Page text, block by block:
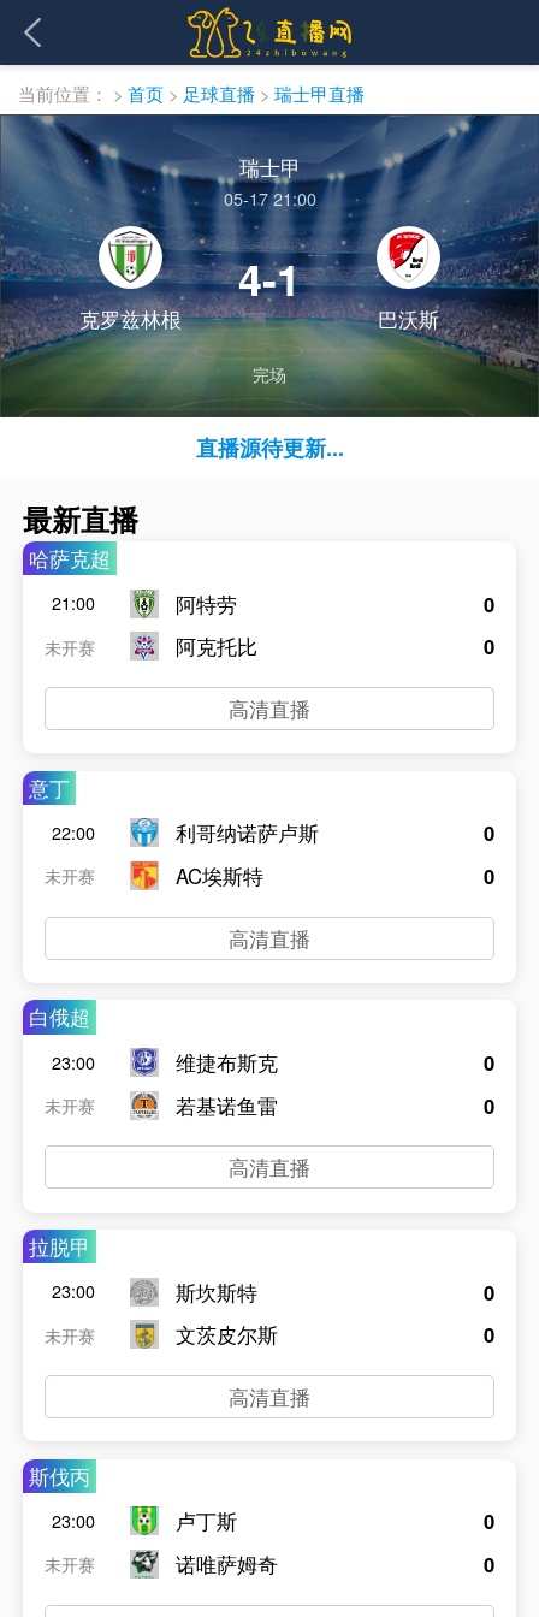
当前位置： > 首页 > 足球直播 > 瑞士甲直播
瑞士甲
05-17 21:00
克罗兹林根
4-1
巴沃斯
完场
直播源待更新...
最新直播
哈萨克超
21:00
未开赛
阿特劳
阿克托比
0
0
高清直播
意丁
22:00
未开赛
利哥纳诺萨卢斯
AC埃斯特
0
0
高清直播
白俄超
23:00
未开赛
维捷布斯克
若基诺鱼雷
0
0
高清直播
拉脱甲
23:00
未开赛
斯坎斯特
文茨皮尔斯
0
0
高清直播
斯伐丙
23:00
未开赛
卢丁斯
诺唯萨姆奇
0
0